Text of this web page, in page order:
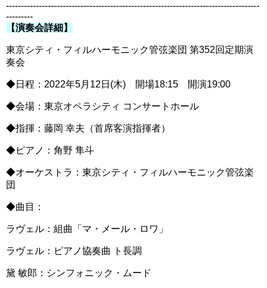
-------------------------------------------------------------------------------------
---------
【演奏会詳細】
東京シティ・フィルハーモニック管弦楽団 第352回定期演
奏会
◆日程：2022年5月12日(木) 開場18:15 開演19:00
◆会場：東京オペラシティ コンサートホール
◆指揮：藤岡 幸夫（首席客演指揮者）
◆ピアノ：角野 隼斗
◆オーケストラ：東京シティ・フィルハーモニック管弦楽
団
◆曲目：
ラヴェル：組曲「マ・メール・ロワ」
ラヴェル：ピアノ協奏曲 ト長調
黛 敏郎：シンフォニック・ムード